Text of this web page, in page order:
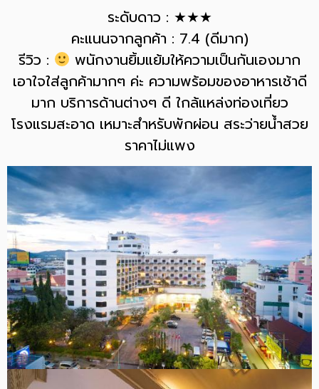
ระดับดาว : ★★★
คะแนนจากลูกค้า : 7.4 (ดีมาก)
รีวิว :
พนักงานยิ้มแย้มให้ความเป็นกันเองมาก
เอาใจใส่ลูกค้ามากๆ ค่ะ ความพร้อมของอาหารเช้าดี
มาก บริการด้านต่างๆ ดี ใกล้แหล่งท่องเที่ยว
โรงแรมสะอาด เหมาะสำหรับพักผ่อน สระว่ายน้ำสวย
ราคาไม่แพง